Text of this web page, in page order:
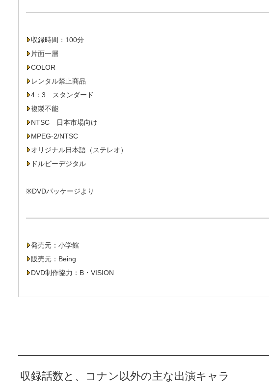
収録時間：100分
片面一層
COLOR
レンタル禁止商品
4：3 スタンダード
複製不能
NTSC 日本市場向け
MPEG-2/NTSC
オリジナル日本語（ステレオ）
ドルビーデジタル
※DVDパッケージより
発売元：小学館
販売元：Being
DVD制作協力：B・VISION
収録話数と、コナン以外の主な出演キャラ